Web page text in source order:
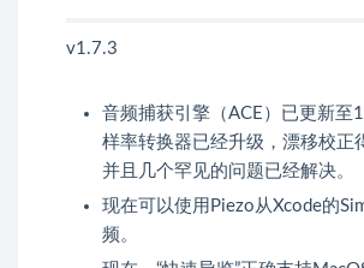
v1.7.3
音频捕获引擎（ACE）已更新至
样率转换器已经升级，漂移校正
并且几个罕见的问题已经解决。
现在可以使用Piezo从Xcode的
频。